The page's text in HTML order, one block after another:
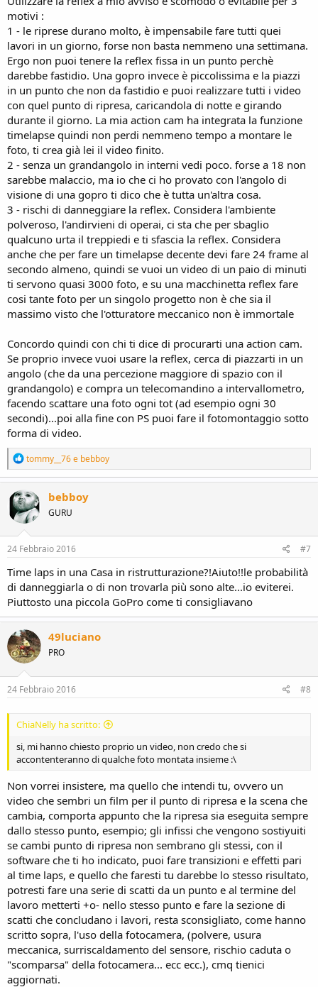
motivi :
1 - le riprese durano molto, è impensabile fare tutti quei
lavori in un giorno, forse non basta nemmeno una settimana.
Ergo non puoi tenere la reflex fissa in un punto perchè
darebbe fastidio. Una gopro invece è piccolissima e la piazzi
in un punto che non da fastidio e puoi realizzare tutti i video
con quel punto di ripresa, caricandola di notte e girando
durante il giorno. La mia action cam ha integrata la funzione
timelapse quindi non perdi nemmeno tempo a montare le
foto, ti crea già lei il video finito.
2 - senza un grandangolo in interni vedi poco. forse a 18 non
sarebbe malaccio, ma io che ci ho provato con l'angolo di
visione di una gopro ti dico che è tutta un'altra cosa.
3 - rischi di danneggiare la reflex. Considera l'ambiente
polveroso, l'andirvieni di operai, ci sta che per sbaglio
qualcuno urta il treppiedi e ti sfascia la reflex. Considera
anche che per fare un timelapse decente devi fare 24 frame al
secondo almeno, quindi se vuoi un video di un paio di minuti
ti servono quasi 3000 foto, e su una macchinetta reflex fare
cosi tante foto per un singolo progetto non è che sia il
massimo visto che l'otturatore meccanico non è immortale
Concordo quindi con chi ti dice di procurarti una action cam.
Se proprio invece vuoi usare la reflex, cerca di piazzarti in un
angolo (che da una percezione maggiore di spazio con il
grandangolo) e compra un telecomandino a intervallometro,
facendo scattare una foto ogni tot (ad esempio ogni 30
secondi)...poi alla fine con PS puoi fare il fotomontaggio sotto
forma di video.
R
e
a
c
t
i
o
n
s
tommy__76e bebboy
bebboy
GURU
24 Febbraio 2016 #7
Time laps in una Casa in ristrutturazione?!Aiuto!!le probabilità
di danneggiarla o di non trovarla più sono alte...io eviterei.
Piuttosto una piccola GoPro come ti consigliavano
49luciano
PRO
24 Febbraio 2016 #8
ChiaNelly ha scritto:
si, mi hanno chiesto proprio un video, non credo che si
accontenteranno di qualche foto montata insieme :\
Non vorrei insistere, ma quello che intendi tu, ovvero un
video che sembri un film per il punto di ripresa e la scena che
cambia, comporta appunto che la ripresa sia eseguita sempre
dallo stesso punto, esempio; gli infissi che vengono sostiyuiti
se cambi punto di ripresa non sembrano gli stessi, con il
software che ti ho indicato, puoi fare transizioni e effetti pari
al time laps, e quello che faresti tu darebbe lo stesso risultato,
potresti fare una serie di scatti da un punto e al termine del
lavoro metterti +o- nello stesso punto e fare la sezione di
scatti che concludano i lavori, resta sconsigliato, come hanno
scritto sopra, l'uso della fotocamera, (polvere, usura
meccanica, surriscaldamento del sensore, rischio caduta o
"scomparsa" della fotocamera... ecc ecc.), cmq tienici
aggiornati.